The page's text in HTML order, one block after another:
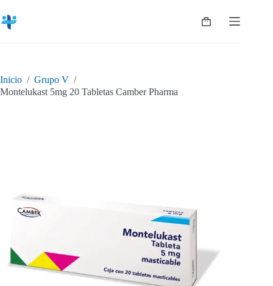
al
contenido
Shopping
Inicio / Grupo V /
Montelukast 5mg 20 Tabletas Camber Pharma